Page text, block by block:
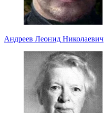
Андреев Леонид Николаевич